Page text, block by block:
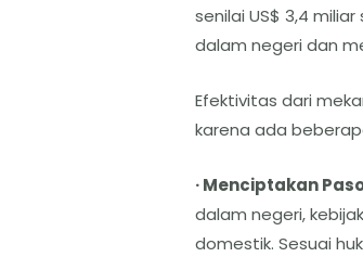
senilai US$ 3,4
dalam negeri dan
Efektivitas dari
karena ada
· Menciptakan
dalam negeri,
domestik. Sesuai